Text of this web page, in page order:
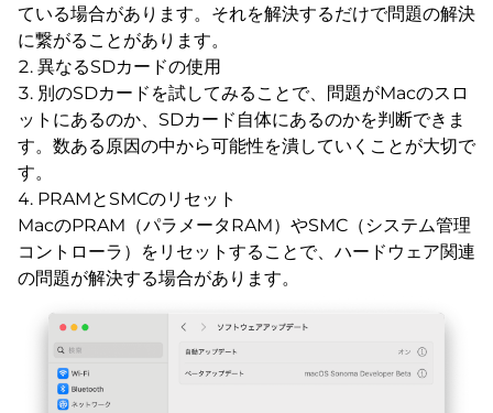
ている場合があります。それを解決するだけで問題の解決
に繋がることがあります。
異なるSDカードの使用
別のSDカードを試してみることで、問題がMacのスロ
ットにあるのか、SDカード自体にあるのかを判断できま
す。数ある原因の中から可能性を潰していくことが大切で
す。
PRAMとSMCのリセット
MacのPRAM（パラメータRAM）やSMC（システム管理
コントローラ）をリセットすることで、ハードウェア関連
の問題が解決する場合があります。